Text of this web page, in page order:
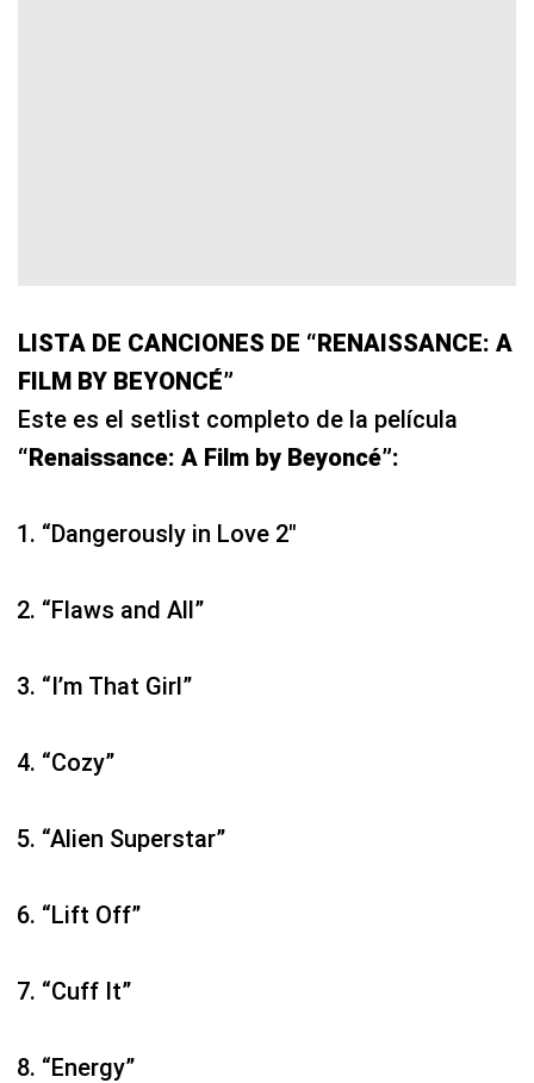
LISTA DE CANCIONES DE “RENAISSANCE: A
FILM BY BEYONCÉ”
Este es el setlist completo de la película
“Renaissance: A Film by Beyoncé”:
“Dangerously in Love 2″
“Flaws and All”
“I’m That Girl”
“Cozy”
“Alien Superstar”
“Lift Off”
“Cuff It”
“Energy”